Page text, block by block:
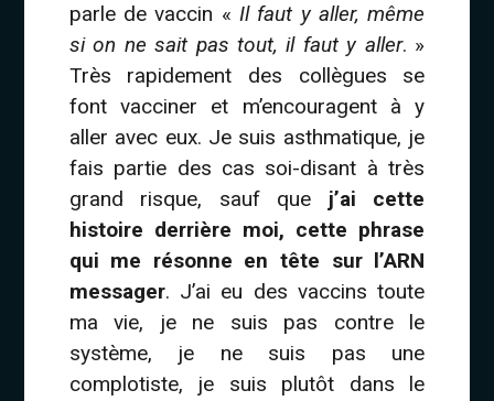
parle de vaccin « Il faut y aller, même
si on ne sait pas tout, il faut y aller. »
Très rapidement des collègues se
font vacciner et m’encouragent à y
aller avec eux. Je suis asthmatique, je
fais partie des cas soi-disant à très
grand risque, sauf que j’ai cette
histoire derrière moi, cette phrase
qui me résonne en tête sur l’ARN
messager. J’ai eu des vaccins toute
ma vie, je ne suis pas contre le
système, je ne suis pas une
complotiste, je suis plutôt dans le